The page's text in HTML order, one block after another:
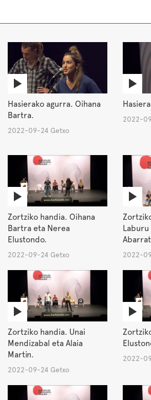
Hasierako agurra. Oihana
Bartra.
2022-09-24 Getxo
2022-
Zortziko handia. Oihana
Bartra eta Nerea
Elustondo.
2022-09-24 Getxo
Laburu
2022-
Zortziko handia. Unai
Mendizabal eta Alaia
Martin.
2022-09-24 Getxo
2022-